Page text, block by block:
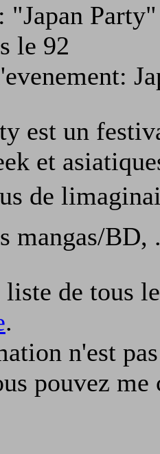
"Japan
le 92
est un
et
de
mangas/BD,
de tous
.
n'est
pouvez